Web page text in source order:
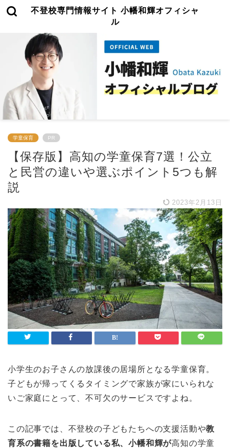
不登校専門情報サイト 小幡和輝オフィシャ
ル
学童保育 PR
【保存版】高知の学童保育7選！公立
と民営の違いや選ぶポイント5つも解
説
2023年2月13日
小学生のお子さんの放課後の居場所となる学童保育。
子どもが帰ってくるタイミングで家族が家にいられな
いご家庭にとって、不可欠のサービスですよね。
この記事では、不登校の子どもたちへの支援活動や教
育系の書籍を出版している私、小幡和輝が高知の学童